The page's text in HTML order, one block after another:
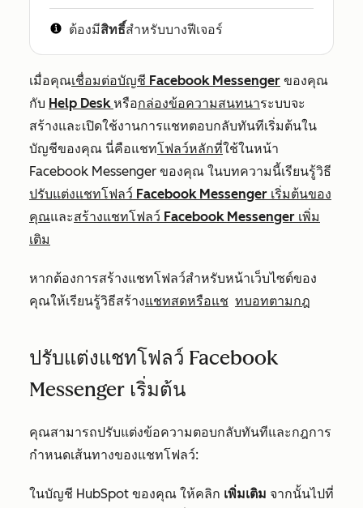
ต้องมีสิทธิ์สำหรับบางฟีเจอร์
เมื่อคุณเชื่อมต่อบัญชี Facebook Messenger ของคุณ
กับ Help Deskหรือกล่องข้อความสนทนาระบบจะ
สร้างและเปิดใช้งานการแชทตอบกลับทันทีเริ่มต้นใน
บัญชีของคุณ นี่คือแชทโฟลว์หลักที่ใช้ในหน้า
Facebook Messenger ของคุณ ในบทความนี้เรียนรู้วิธี
ปรับแต่งแชทโฟลว์ Facebook Messenger เริ่มต้นของ
คุณและสร้างแชทโฟลว์ Facebook Messenger เพิ่ม
เติม
หากต้องการสร้างแชทโฟลว์สำหรับหน้าเว็บไซต์ของ
คุณให้เรียนรู้วิธีสร้างแชทสดหรือแช ทบอทตามกฎ
ปรับแต่งแชทโฟลว์ Facebook
Messenger เริ่มต้น
คุณสามารถปรับแต่งข้อความตอบกลับทันทีและกฎการ
กำหนดเส้นทางของแชทโฟลว์:
ในบัญชี HubSpot ของคุณ ให้คลิก เพิ่มเติม จากนั้นไปที่